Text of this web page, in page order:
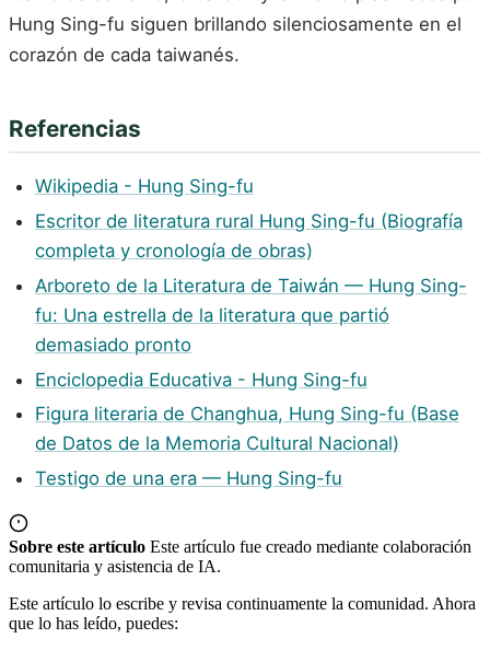
Hung Sing-fu siguen brillando silenciosamente en el
corazón de cada taiwanés.
Referencias
Wikipedia - Hung Sing-fu
Escritor de literatura rural Hung Sing-fu (Biografía
completa y cronología de obras)
Arboreto de la Literatura de Taiwán — Hung Sing-
fu: Una estrella de la literatura que partió
demasiado pronto
Enciclopedia Educativa - Hung Sing-fu
Figura literaria de Changhua, Hung Sing-fu (Base
de Datos de la Memoria Cultural Nacional)
Testigo de una era — Hung Sing-fu
Sobre este artículo Este artículo fue creado mediante colaboración
comunitaria y asistencia de IA.
Este artículo lo escribe y revisa continuamente la comunidad. Ahora
que lo has leído, puedes: